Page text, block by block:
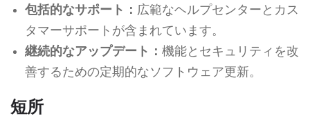
包括的なサポート： 広範なヘルプセンターとカス
タマーサポートが含まれています。
継続的なアップデート： 機能とセキュリティを改
善するための定期的なソフトウェア更新。
短所